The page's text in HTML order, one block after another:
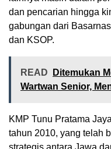
dan pencarian hingga
gabungan dari
dan KSOP.
READ
Ditemukan
Wartwan Senior,
KMP Tunu Pratama
tahun 2010, yang telah
strategis antara Jawa